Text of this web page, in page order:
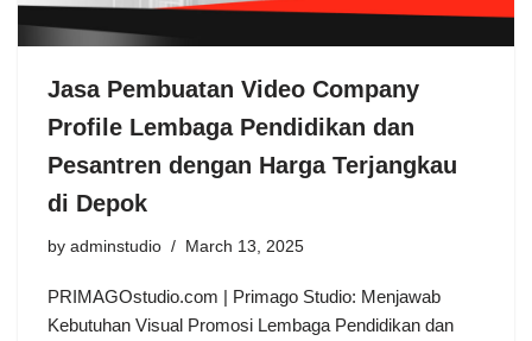
Jasa Pembuatan Video Company
Profile Lembaga Pendidikan dan
Pesantren dengan Harga Terjangkau
di Depok
by adminstudio March 13, 2025
PRIMAGOstudio.com | Primago Studio: Menjawab
Kebutuhan Visual Promosi Lembaga Pendidikan dan